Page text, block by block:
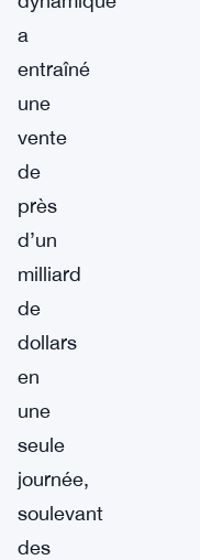
a
entraîné
une
vente
de
près
d’un
milliard
de
dollars
en
une
seule
journée,
soulevant
des